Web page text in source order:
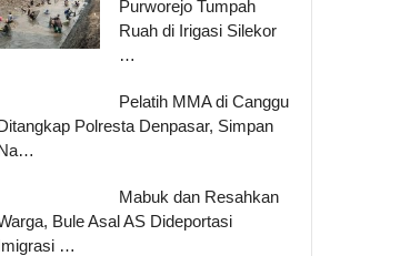
Purworejo Tumpah
Ruah di Irigasi Silekor
…
Pelatih MMA di Canggu
Polresta Denpasar, Simpan
Mabuk dan Resahkan
Bule Asal AS Dideportasi
…